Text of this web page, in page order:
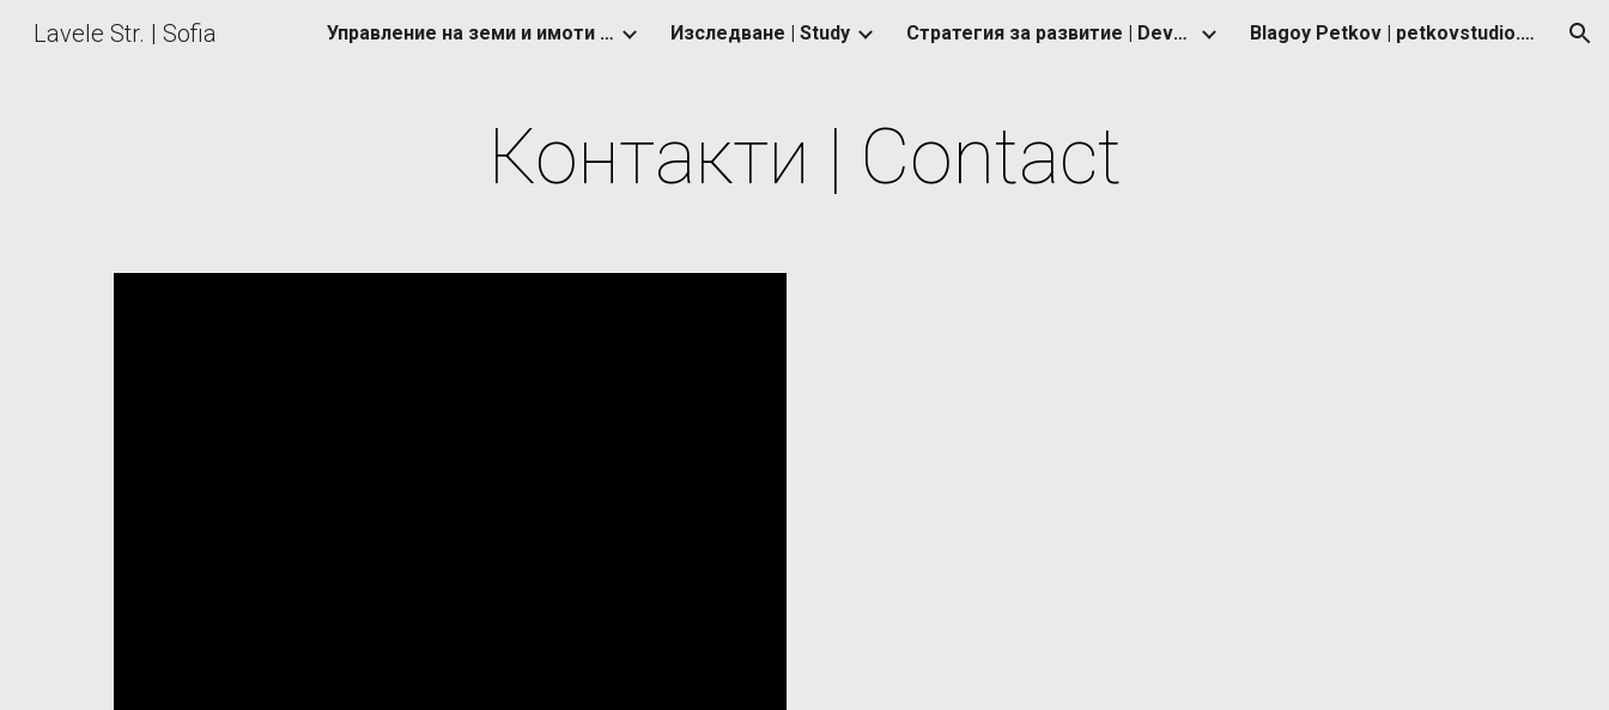
Skip to main content Skip to navigation
Lavele Str. | Sofia Управление на земи и имоти | Real Estate Management Изследване | Study Стратегия за развитие | Development Strategy Blagoy Petkov | petkovstudio.com
Контакти | Contact